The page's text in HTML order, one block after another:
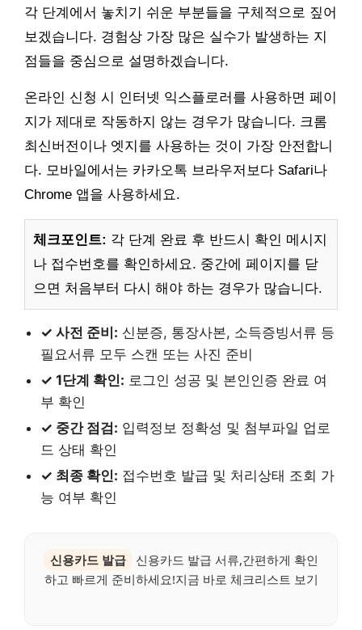
각 단계에서 놓치기 쉬운 부분들을 구체적으로 짚어
보겠습니다. 경험상 가장 많은 실수가 발생하는 지
점들을 중심으로 설명하겠습니다.
온라인 신청 시 인터넷 익스플로러를 사용하면 페이
지가 제대로 작동하지 않는 경우가 많습니다. 크롬
최신버전이나 엣지를 사용하는 것이 가장 안전합니
다. 모바일에서는 카카오톡 브라우저보다 Safari나
Chrome 앱을 사용하세요.
체크포인트: 각 단계 완료 후 반드시 확인 메시지
나 접수번호를 확인하세요. 중간에 페이지를 닫
으면 처음부터 다시 해야 하는 경우가 많습니다.
✓ 사전 준비: 신분증, 통장사본, 소득증빙서류 등
필요서류 모두 스캔 또는 사진 준비
✓ 1단계 확인: 로그인 성공 및 본인인증 완료 여
부 확인
✓ 중간 점검: 입력정보 정확성 및 첨부파일 업로
드 상태 확인
✓ 최종 확인: 접수번호 발급 및 처리상태 조회 가
능 여부 확인
신용카드 발급
신용카드 발급 서류,간편하게 확인
하고 빠르게 준비하세요!지금 바로 체크리스트 보기